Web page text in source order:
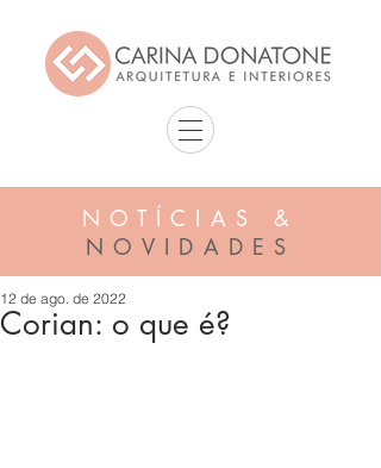
NOTÍCIAS &
NOVIDADES
Corian: o que é?
12 de ago. de 2022